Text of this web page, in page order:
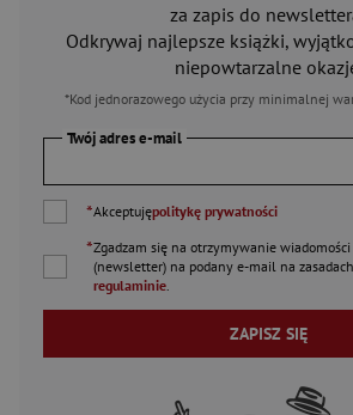
za zapis do
Odkrywaj najlepsze książki,
niepowtarzalne
*Kod jednorazowego użycia przy minimalnej
Twój adres e-mail
*Akceptujępolitykę prywatności
*Zgadzam się na otrzymywanie
(newsletter) na podany e-mail na
regulaminie
ZAPISZ SIĘ